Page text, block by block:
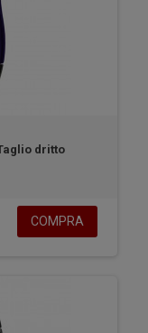
dritto
COMPRA